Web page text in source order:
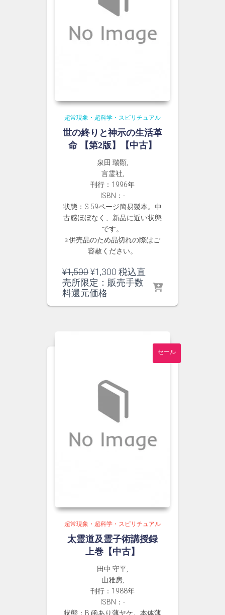
超常現象・超科学・スピリチュアル
世の終りと神示の生活革
命 【第2版】【中古】
泉田 瑞顕,
言霊社,
刊行：1996年
ISBN：-
状態：S 59ページ簡易製本。中
古感ほぼなく、新品に近い状態
です。
※併売品のため品切れの際はご
容赦ください。
¥1,500元
の
価
¥1,300 現
在
税込直
売所限定：販売手数
料還元価格
セール
超常現象・超科学・スピリチュアル
太霊道及霊子術講授録
上巻【中古】
田中 守平,
山雅房,
刊行：1988年
ISBN：-
状態：B 函あり薄ヤケ。本体薄